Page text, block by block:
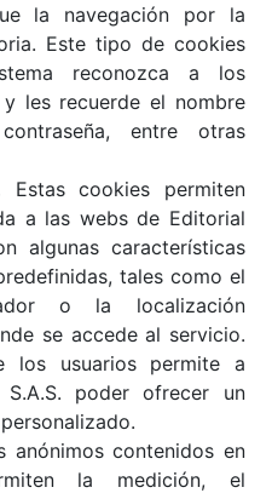
la navegación por la
Este tipo de cookies
reconozca a los
les recuerde el nombre
entre otras
Estas cookies permiten
a las webs de Editorial
algunas características
tales como el
o la localización
se accede al servicio.
los usuarios permite a
S.A.S. poder ofrecer un
anónimos contenidos en
la medición, el